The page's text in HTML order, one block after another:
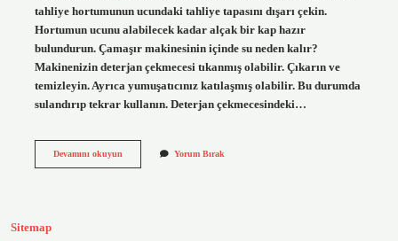
tahliye hortumunun ucundaki tahliye tapasını dışarı çekin.
Hortumun ucunu alabilecek kadar alçak bir kap hazır
bulundurun. Çamaşır makinesinin içinde su neden kalır?
Makinenizin deterjan çekmecesi tıkanmış olabilir. Çıkarın ve
temizleyin. Ayrıca yumuşatıcınız katılaşmış olabilir. Bu durumda
sulandırıp tekrar kullanın. Deterjan çekmecesindeki…
Devamını okuyunÇamaşır
Yorum Bırak
Sitemap